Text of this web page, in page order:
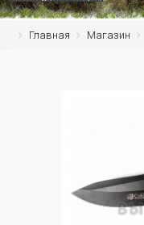
Главная Магазин